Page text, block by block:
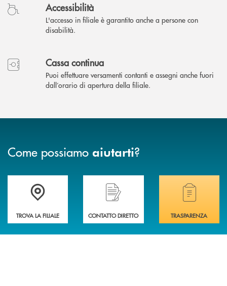
Accessibilità
L'accesso in filiale è garantito anche a persone con
disabilità.
Cassa continua
Puoi effettuare versamenti contanti e assegni anche fuori
dall’orario di apertura della filiale.
Come possiamo aiutarti?
Accedi all' elenco completo delle filiali della BCC di Spello e del Velino
TROVA LA FILIALE
Hai bisogno di assistenza immediata?
CONTATTO DIRETTO
Hai bisogno di
TRASPARENZA